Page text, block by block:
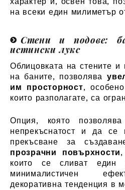
на всеки един милиметър
Стени и подове:
истински лукс
Облицовката на стените и
на баните, позволява
им просторност,
които разполагате, са
Опция, която
непрекъснатост и да се
прекъсване за
прозрачни повърхности
които се сливат един
минималистичен
декоративна тенденция в